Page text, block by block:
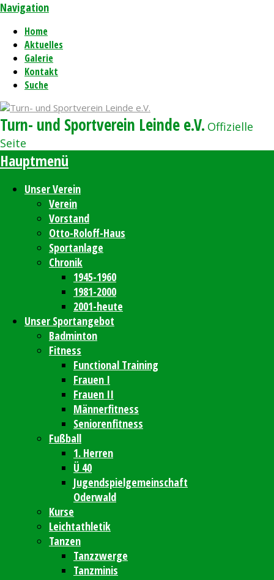
Navigation
Home
Aktuelles
Galerie
Kontakt
Suche
Turn- und Sportverein Leinde e.V. Offizielle
Seite
Hauptmenü
Unser Verein
Verein
Vorstand
Otto-Roloff-Haus
Sportanlage
Chronik
1945-1960
1981-2000
2001-heute
Unser Sportangebot
Badminton
Fitness
Functional Training
Frauen I
Frauen II
Männerfitness
Seniorenfitness
Fußball
1. Herren
Ü 40
Jugendspielgemeinschaft
Oderwald
Kurse
Leichtathletik
Tanzen
Tanzzwerge
Tanzminis